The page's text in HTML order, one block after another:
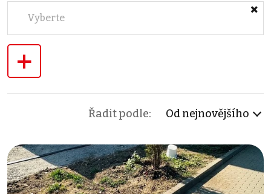
Vyberte
+
Řadit podle: Od nejnovějšího